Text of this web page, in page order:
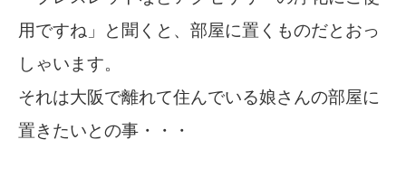
用ですね」と聞くと、部屋に置くものだとおっ
しゃいます。
それは大阪で離れて住んでいる娘さんの部屋に
置きたいとの事・・・